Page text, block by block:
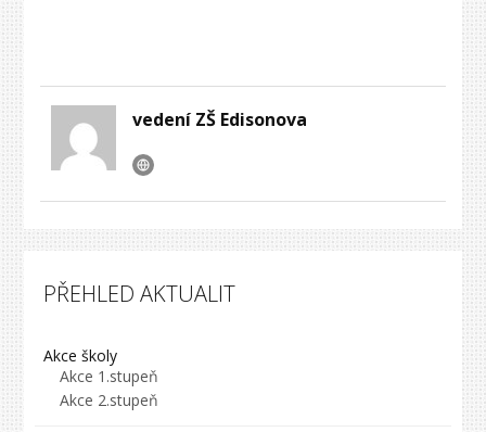
vedení ZŠ Edisonova
PŘEHLED AKTUALIT
Akce školy
Akce 1.stupeň
Akce 2.stupeň